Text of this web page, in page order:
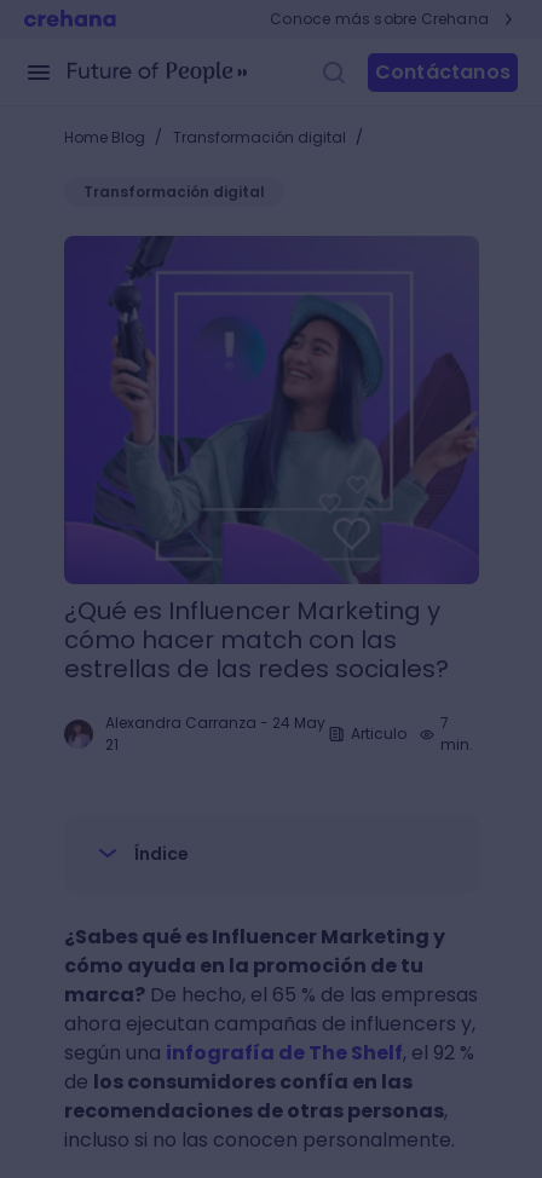
Conoce más sobre Crehana
Contáctanos
Home Blog / Transformación digital /
Transformación digital
¿Qué es Influencer Marketing y cómo hacer match
¿Qué es Influencer Marketing y
cómo hacer match con las
estrellas de las redes sociales?
Alexandra Carranza - 24 May
21
Articulo
7
min.
Índice
¿Sabes qué es Influencer Marketing y
cómo ayuda en la promoción de tu
marca?De hecho, el 65 % de las empresas
ahora ejecutan campañas de influencers y,
según una infografía de The Shelf, el 92 %
de los consumidores confía en las
recomendaciones de otras personas,
incluso si no las conocen personalmente.